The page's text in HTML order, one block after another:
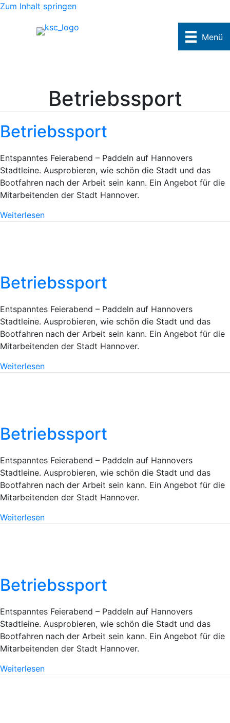
Zum Inhalt springen
Menü
Betriebssport
Betriebssport
Entspanntes Feierabend – Paddeln auf Hannovers
Stadtleine. Ausprobieren, wie schön die Stadt und das
Bootfahren nach der Arbeit sein kann. Ein Angebot für die
Mitarbeitenden der Stadt Hannover.
Weiterlesen
Betriebssport
Entspanntes Feierabend – Paddeln auf Hannovers
Stadtleine. Ausprobieren, wie schön die Stadt und das
Bootfahren nach der Arbeit sein kann. Ein Angebot für die
Mitarbeitenden der Stadt Hannover.
Weiterlesen
Betriebssport
Entspanntes Feierabend – Paddeln auf Hannovers
Stadtleine. Ausprobieren, wie schön die Stadt und das
Bootfahren nach der Arbeit sein kann. Ein Angebot für die
Mitarbeitenden der Stadt Hannover.
Weiterlesen
Betriebssport
Entspanntes Feierabend – Paddeln auf Hannovers
Stadtleine. Ausprobieren, wie schön die Stadt und das
Bootfahren nach der Arbeit sein kann. Ein Angebot für die
Mitarbeitenden der Stadt Hannover.
Weiterlesen